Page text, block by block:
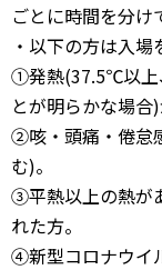
ごとに時間を分け
・以下の方は入場
①発熱(37.5℃以上
とが明らかな場合)
②咳・頭痛・倦怠
む)。
③平熱以上の熱が
れた方。
④新型コロナウイ